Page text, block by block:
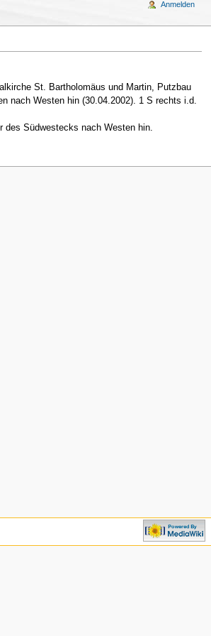
St. Bartholomäus und Martin, Putzbau
nach Westen hin (30.04.2002). 1 S rechts i.d.
des Südwestecks nach Westen hin.
Anmelden